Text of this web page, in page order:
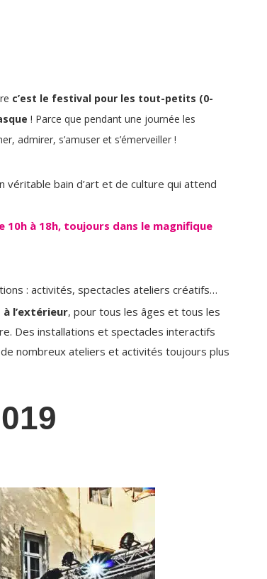
c’est le festival pour les tout-petits (0-
! Parce que pendant une journée les
admirer, s’amuser et s’émerveiller !
véritable bain d’art et de culture qui attend
10h à 18h, toujours dans le magnifique
: activités, spectacles ateliers créatifs…
l’extérieur, pour tous les âges et tous les
Des installations et spectacles interactifs
nombreux ateliers et activités toujours plus